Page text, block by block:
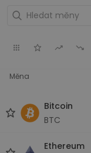
Měna
Bitcoin
BTC
Ethereum